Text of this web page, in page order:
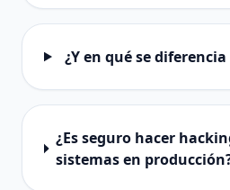
¿Y en qué se diferencia
¿Es seguro hacer
sistemas en